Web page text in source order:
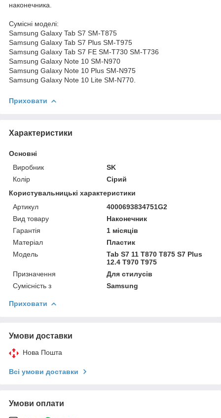
наконечника.
Сумісні моделі:
Samsung Galaxy Tab S7 SM-T875
Samsung Galaxy Tab S7 Plus SM-T975
Samsung Galaxy Tab S7 FE SM-T730 SM-T736
Samsung Galaxy Note 10 SM-N970
Samsung Galaxy Note 10 Plus SM-N975
Samsung Galaxy Note 10 Lite SM-N770.
Приховати
Характеристики
Основні
Виробник
SK
Колір
Сірий
Користувальницькі характеристики
Артикул
4000693834751G2
Вид товару
Наконечник
Гарантія
1 місяців
Матеріал
Пластик
Мoдель
Tab S7 11 T870 T875 S7 Plus
12.4 T970 T975
Призначення
Для стилусів
Сумісність з
Samsung
Приховати
Умови доставки
Нова Пошта
Всі умови доставки
Умови оплати